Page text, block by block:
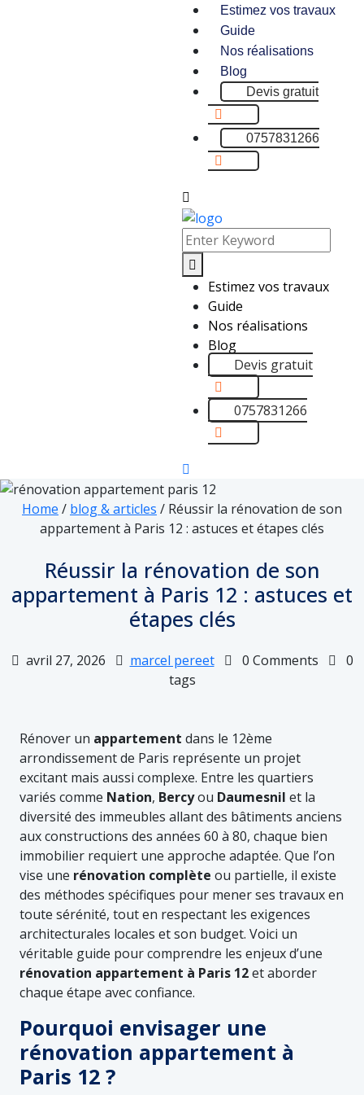
Estimez vos travaux
Guide
Nos réalisations
Blog
Devis gratuit
0757831266
Estimez vos travaux
Guide
Nos réalisations
Blog
Devis gratuit
0757831266
Home / blog & articles / Réussir la rénovation de son
appartement à Paris 12 : astuces et étapes clés
Réussir la rénovation de son
appartement à Paris 12 : astuces et
étapes clés
avril 27, 2026 marcel pereet 0 Comments
0
tags
Rénover un appartement dans le 12ème
arrondissement de Paris représente un projet
excitant mais aussi complexe. Entre les quartiers
variés comme Nation, Bercyou Daumesnil et la
diversité des immeubles allant des bâtiments anciens
aux constructions des années 60 à 80, chaque bien
immobilier requiert une approche adaptée. Que l’on
vise une rénovation complète ou partielle, il existe
des méthodes spécifiques pour mener ses travaux en
toute sérénité, tout en respectant les exigences
architecturales locales et son budget. Voici un
véritable guide pour comprendre les enjeux d’une
rénovation appartement à Paris 12et aborder
chaque étape avec confiance.
Pourquoi envisager une
rénovation appartement à
Paris 12 ?